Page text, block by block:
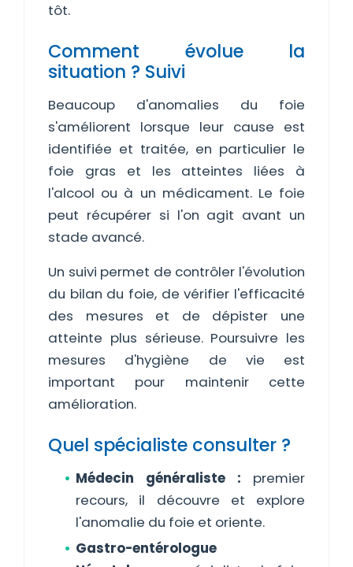
tôt.
Comment évolue la
situation ? Suivi
Beaucoup d'anomalies du foie
s'améliorent lorsque leur cause est
identifiée et traitée, en particulier le
foie gras et les atteintes liées à
l'alcool ou à un médicament. Le foie
peut récupérer si l'on agit avant un
stade avancé.
Un suivi permet de contrôler l'évolution
du bilan du foie, de vérifier l'efficacité
des mesures et de dépister une
atteinte plus sérieuse. Poursuivre les
mesures d'hygiène de vie est
important pour maintenir cette
amélioration.
Quel spécialiste consulter ?
Médecin généraliste : premier
recours, il découvre et explore
l'anomalie du foie et oriente.
Gastro-entérologue